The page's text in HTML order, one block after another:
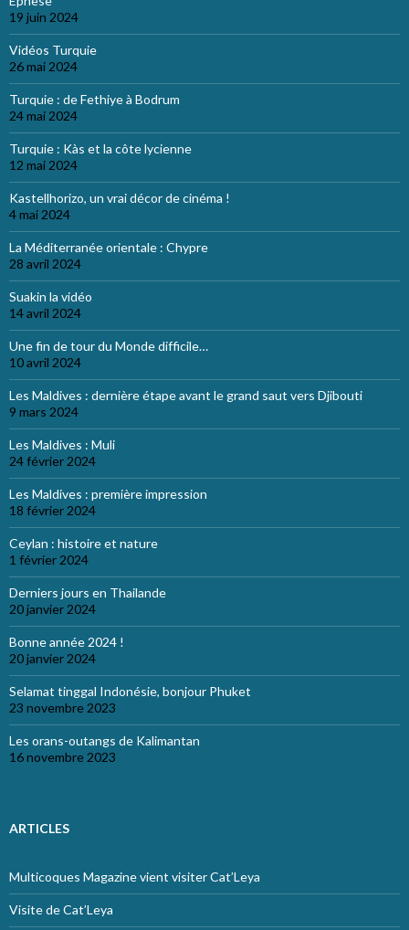
19 juin 2024
Vidéos Turquie
26 mai 2024
Turquie : de Fethiye à Bodrum
24 mai 2024
Turquie : Kàs et la côte lycienne
12 mai 2024
Kastellhorizo, un vrai décor de cinéma !
4 mai 2024
La Méditerranée orientale : Chypre
28 avril 2024
Suakin la vidéo
14 avril 2024
Une fin de tour du Monde difficile…
10 avril 2024
Les Maldives : dernière étape avant le grand saut vers Djibouti
9 mars 2024
Les Maldives : Muli
24 février 2024
Les Maldives : première impression
18 février 2024
Ceylan : histoire et nature
1 février 2024
Derniers jours en Thailande
20 janvier 2024
Bonne année 2024 !
20 janvier 2024
Selamat tinggal Indonésie, bonjour Phuket
23 novembre 2023
Les orans-outangs de Kalimantan
16 novembre 2023
ARTICLES
Multicoques Magazine vient visiter Cat’Leya
Visite de Cat’Leya